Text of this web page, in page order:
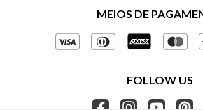
Políticas de Privacidade
Gestão de Privacidade
Ética e Sustentabilidade
Seja um Revendedor
Perguntas frequentes
Regulamentos e Promoções
MEIOS DE
FOLLOW US